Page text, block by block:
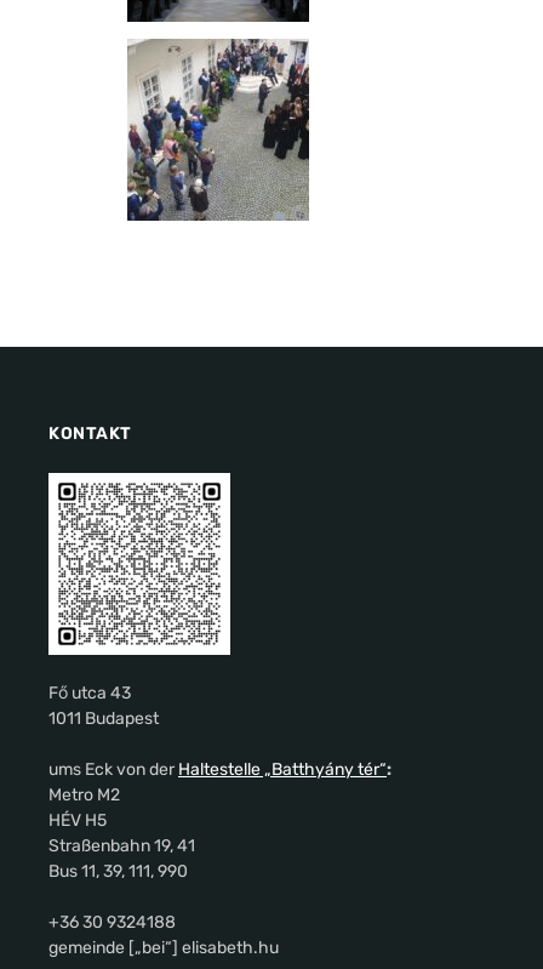
KONTAKT
Fő utca 43
1011 Budapest
ums Eck von der Haltestelle „Batthyány tér“:
Metro M2
HÉV H5
Straßenbahn 19, 41
Bus 11, 39, 111, 990
+36 30 9324188
gemeinde [„bei“] elisabeth.hu